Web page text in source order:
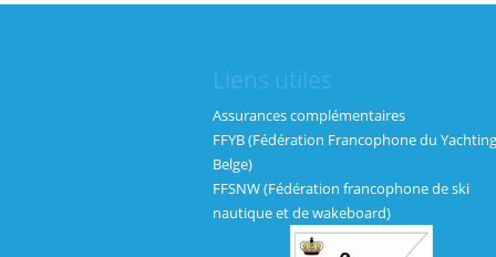
Liens utiles
Assurances complémentaires
FFYB (Fédération Francophone du Yachting
Belge)
FFSNW (Fédération francophone de ski
nautique et de wakeboard)